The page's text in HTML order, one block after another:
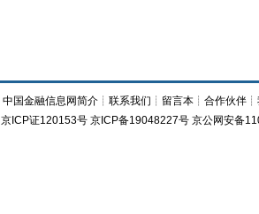
中国金融信息网简介 ┊联系我们 ┊ 留言本 ┊合作伙伴 ┊
京ICP证120153号 京ICP备19048227号 京公网安备